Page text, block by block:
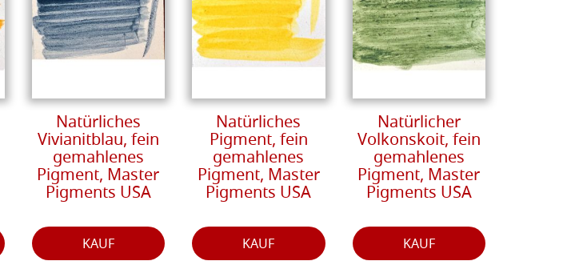
Natürliches
Vivianitblau, fein
gemahlenes
Pigment, Master
Pigments USA
KAUF
Natürliches
Pigment, fein
gemahlenes
Pigment, Master
Pigments USA
KAUF
Natürlicher
Volkonskoit, fein
gemahlenes
Pigment, Master
Pigments USA
KAUF